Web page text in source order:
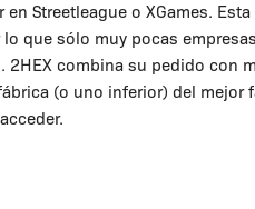
Streetleague o XGames.
que sólo muy pocas
2HEX combina su pedido con
(o uno inferior) del mejor